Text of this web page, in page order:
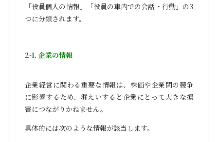
「役員個人の情報」「役員の車内での会話・行動」の3
つに分類されます。
2-1. 企業の情報
企業経営に関わる重要な情報は、株価や企業間の競争
に影響するため、漏えいすると企業にとって大きな損
害につながりかねません。
具体的には次のような情報が該当します。